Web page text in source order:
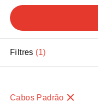
Filtres 1
Cabos Padrão